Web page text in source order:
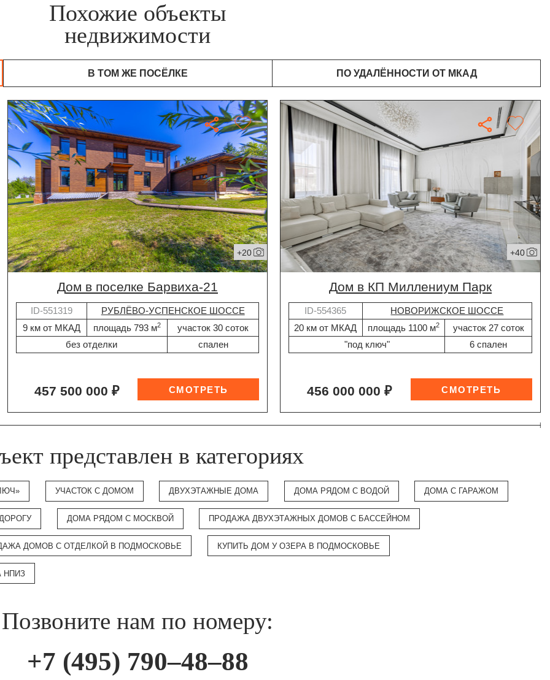
Похожие объекты
недвижимости
В ТОМ ЖЕ ПОСЁЛКЕ ПО УДАЛЁННОСТИ ОТ МКАД
+20
дом в поселке Барвиха-21
ID-551319
РУБЛЁВО-УСПЕНСКОЕ ШОССЕ
9 км от МКАД
площадь 793 м2
участок 30 соток
без отделки
спален
457 500 000 ₽
+40
дом в КП Миллениум Парк
ID-554365
НОВОРИЖСКОЕ ШОССЕ
20 км от МКАД
площадь 1100 м2
участок 27 соток
"под ключ"
6 спален
456 000 000 ₽
представлен в категориях
УЧАСТОК С ДОМОМ ДВУХЭТАЖНЫЕ ДОМА ДОМА РЯДОМ С ВОДОЙ ДОМА С ГАРАЖОМ
ДОМА РЯДОМ С МОСКВОЙ ПРОДАЖА ДВУХЭТАЖНЫХ ДОМОВ С БАССЕЙНОМ
ДОМОВ С ОТДЕЛКОЙ В ПОДМОСКОВЬЕ КУПИТЬ ДОМ У ОЗЕРА В ПОДМОСКОВЬЕ
НПИЗ
Позвоните нам по номеру:
+7 (495) 790–48–88